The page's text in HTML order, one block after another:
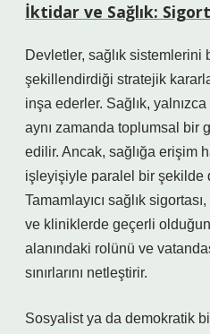
İktidar ve Sağlık:
Devletler, sağlık sistemlerini
şekillendirdiği stratejik
inşa ederler. Sağlık,
aynı zamanda toplumsal bir
edilir. Ancak, sağlığa erişim
işleyişiyle paralel bir şekilde
Tamamlayıcı sağlık
ve kliniklerde geçerli
alanındaki rolünü ve
sınırlarını netleştirir.
Sosyalist ya da demokratik